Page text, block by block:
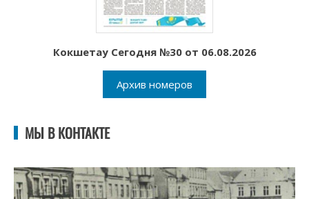
Кокшетау Сегодня №30 от 06.08.2026
Архив номеров
МЫ В КОНТАКТЕ